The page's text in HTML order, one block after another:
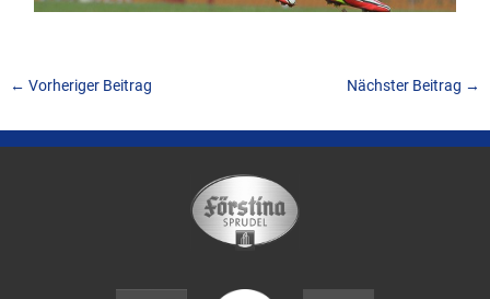
← Vorheriger Beitrag Nächster Beitrag →